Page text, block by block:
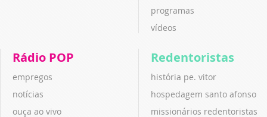
programas
vídeos
Rádio POP
empregos
notícias
ouça ao vivo
Redentoristas
história pe. vitor
hospedagem santo afonso
missionários redentoristas